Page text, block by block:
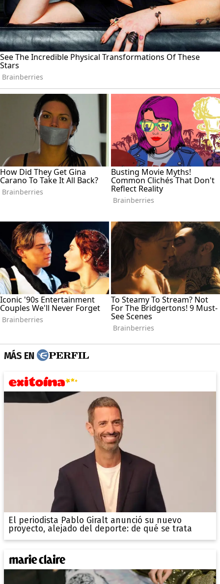
MÁS EN
El periodista Pablo Giralt anunció su nuevo
proyecto, alejado del deporte: de qué se trata